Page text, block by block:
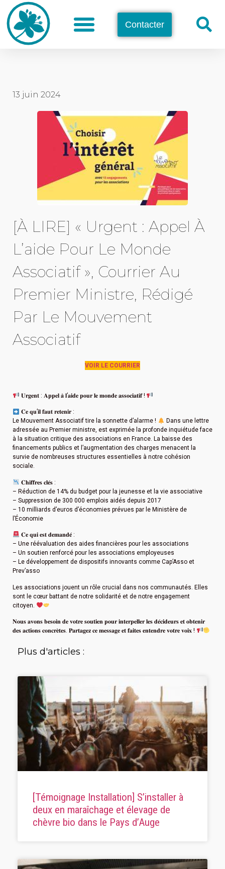
Contacter
13 juin 2024
[À LIRE] « Urgent : Appel À
L’aide Pour Le Monde
Associatif », Courrier Au
Premier Ministre, Rédigé
Par Le Mouvement
Associatif
VOIR LE COURRIER
𝐔𝐫𝐠𝐞𝐧𝐭 : 𝐀𝐩𝐩𝐞𝐥 𝐚̀ 𝐥’𝐚𝐢𝐝𝐞 𝐩𝐨𝐮𝐫 𝐥𝐞 𝐦𝐨𝐧𝐝𝐞 𝐚𝐬𝐬𝐨𝐜𝐢𝐚𝐭𝐢𝐟 !
𝐂𝐞 𝐪𝐮’𝐢𝐥 𝐟𝐚𝐮𝐭 𝐫𝐞𝐭𝐞𝐧𝐢𝐫 :
Le Mouvement Associatif tire la sonnette d’alarme !
Dans une lettre
adressée au Premier ministre, est exprimée la profonde inquiétude face
à la situation critique des associations en France. La baisse des
financements publics et l’augmentation des charges menacent la
survie de nombreuses structures essentielles à notre cohésion
sociale.
𝐂𝐡𝐢𝐟𝐟𝐫𝐞𝐬 𝐜𝐥𝐞́𝐬 :
– Réduction de 14% du budget pour la jeunesse et la vie associative
– Suppression de 300 000 emplois aidés depuis 2017
– 10 milliards d’euros d’économies prévues par le Ministère de
l’Économie
𝐂𝐞 𝐪𝐮𝐢 𝐞𝐬𝐭 𝐝𝐞𝐦𝐚𝐧𝐝𝐞́ :
– Une réévaluation des aides financières pour les associations
– Un soutien renforcé pour les associations employeuses
– Le développement de dispositifs innovants comme Cap’Asso et
Prev’asso
Les associations jouent un rôle crucial dans nos communautés. Elles
sont le cœur battant de notre solidarité et de notre engagement
citoyen.
𝐍𝐨𝐮𝐬 𝐚𝐯𝐨𝐧𝐬 𝐛𝐞𝐬𝐨𝐢𝐧 𝐝𝐞 𝐯𝐨𝐭𝐫𝐞 𝐬𝐨𝐮𝐭𝐢𝐞𝐧 𝐩𝐨𝐮𝐫 𝐢𝐧𝐭𝐞𝐫𝐩𝐞𝐥𝐥𝐞𝐫 𝐥𝐞𝐬 𝐝𝐞́𝐜𝐢𝐝𝐞𝐮𝐫𝐬 𝐞𝐭 𝐨𝐛𝐭𝐞𝐧𝐢𝐫
𝐝𝐞𝐬 𝐚𝐜𝐭𝐢𝐨𝐧𝐬 𝐜𝐨𝐧𝐜𝐫𝐞̀𝐭𝐞𝐬. 𝐏𝐚𝐫𝐭𝐚𝐠𝐞𝐳 𝐜𝐞 𝐦𝐞𝐬𝐬𝐚𝐠𝐞 𝐞𝐭 𝐟𝐚𝐢𝐭𝐞𝐬 𝐞𝐧𝐭𝐞𝐧𝐝𝐫𝐞 𝐯𝐨𝐭𝐫𝐞 𝐯𝐨𝐢𝐱 !
Plus d'articles :
[Témoignage Installation] S’installer à
deux en maraîchage et élevage de
chèvre bio dans le Pays d’Auge